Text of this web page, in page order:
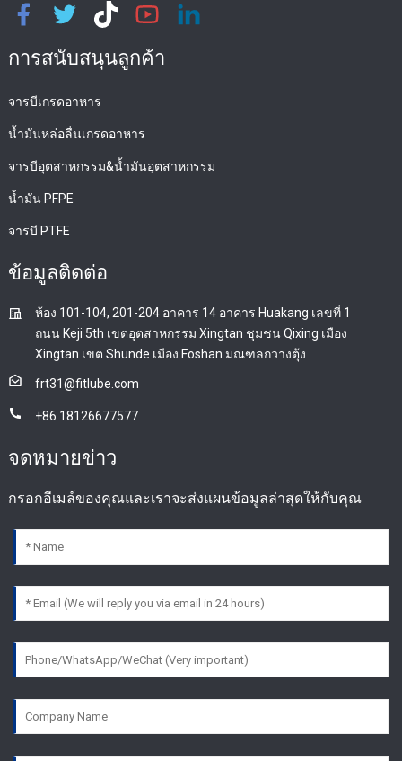
การสนับสนุนลูกค้า
จารบีเกรดอาหาร
น้ำมันหล่อลื่นเกรดอาหาร
จารบีอุตสาหกรรม&น้ำมันอุตสาหกรรม
น้ำมัน PFPE
จารบี PTFE
ข้อมูลติดต่อ
ห้อง 101-104, 201-204 อาคาร 14 อาคาร Huakang เลขที่ 1
ถนน Keji 5th เขตอุตสาหกรรม Xingtan ชุมชน Qixing เมือง
Xingtan เขต Shunde เมือง Foshan มณฑลกวางตุ้ง
frt31@fitlube.com
+86 18126677577
จดหมายข่าว
กรอกอีเมล์ของคุณและเราจะส่งแผนข้อมูลล่าสุดให้กับคุณ